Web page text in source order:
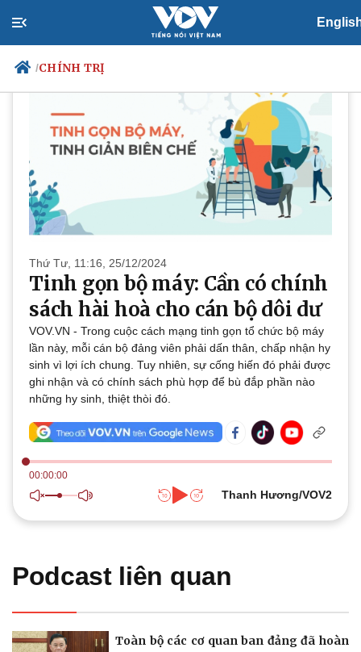
/CHÍNH TRỊ
Chính trị
Đảng
Tổ chức nhân sự
Quốc hội
Nhận diện sự thật
Xã hội
Tin 24h
Dự báo thời tiết
Giáo dục
Thế giới
Quan sát
Cuộc sống đó đây
Multimedia
Video
Infographic
Khởi nghiệp
Tiêu dùng
Tỷ giá
CHÍNH TRỊ
Thứ Tư, 11:16, 25/12/2024
Tinh gọn bộ máy: Cần có chính
sách hài hoà cho cán bộ dôi dư
VOV.VN - Trong cuộc cách mạng tinh gọn tổ chức bộ máy
lần này, mỗi cán bộ đảng viên phải dấn thân, chấp nhận hy
sinh vì lợi ích chung. Tuy nhiên, sự cống hiến đó phải được
ghi nhận và có chính sách phù hợp để bù đắp phần nào
những hy sinh, thiệt thòi đó.
00:00:00
Thanh Hương/VOV2
Podcast liên quan
Toàn bộ các cơ quan ban đảng đã hoàn